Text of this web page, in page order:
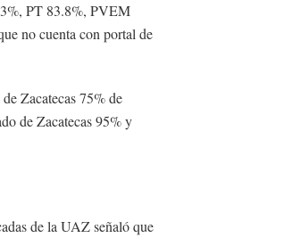
PT 83.8%, PVEM
no cuenta con portal de
Zacatecas 75% de
de Zacatecas 95% y
de la UAZ señaló que